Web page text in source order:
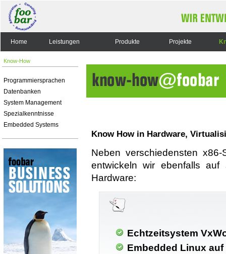
Home Leistungen Produkte Projekte
Know-How
Programmiersprachen
Datenbanken
System Management
Spezialkenntnisse
Embedded Systems
Know How in Hardware,
Neben verschiedensten
entwickeln wir ebenfalls
Hardware:
Echtzeitsystem
Embedded Linux auf